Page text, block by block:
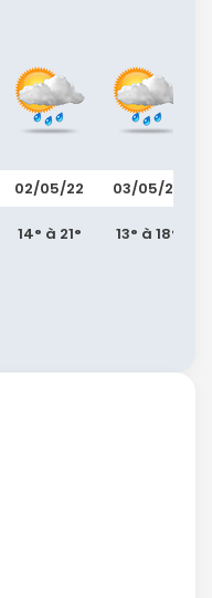
02/05/22
14° à 21°
03/05/22
13° à 18°